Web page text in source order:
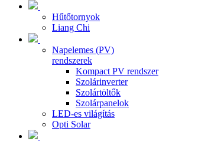
Hűtőtornyok
Liang Chi
Napelemes (PV)
rendszerek
Kompact PV rendszer
Szolárinverter
Szolártöltők
Szolárpanelok
LED-es világítás
Opti Solar